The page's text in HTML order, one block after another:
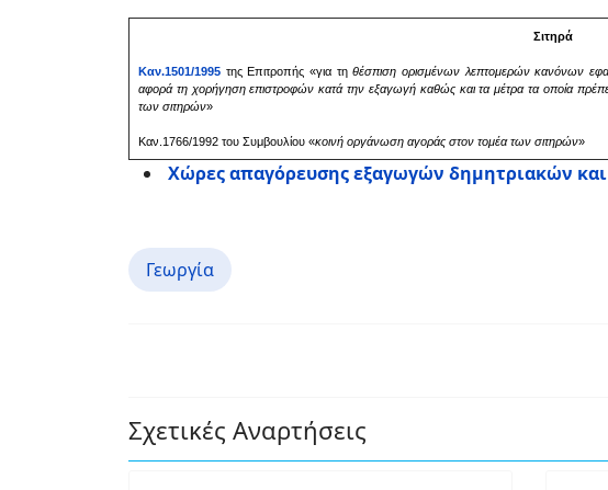
Σιτηρά
Καν.1501/1995 της Επιτροπής «για τηθέσπιση ορισμένων λεπτομερών κανόνων
αφορά τη χορήγηση επιστροφών κατά την εξαγωγή καθώς και τα μέτρα τα οποία
των σιτηρών»
Καν.1766/1992 του Συμβουλίου «κοινή οργάνωση αγοράς στον τομέα των σιτηρών»
Χώρες απαγόρευσης εξαγωγών δημητριακών
Γεωργία
Σχετικές Αναρτήσεις